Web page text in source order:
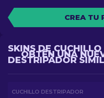
CREA TU
OBTÉN UNA
SKINS DE CUCHILLO
DESTRIPADOR
CUCHILLO DESTRIPADOR